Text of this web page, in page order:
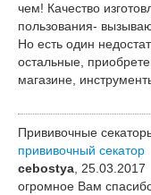
чем! Качество
пользования-
Но есть один
остальные,
магазине,
Прививочные
прививочный секатор
cebostya, 25.03.2017
огромное Вам